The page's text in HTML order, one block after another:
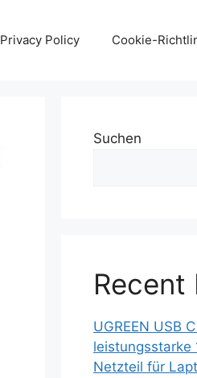
Privacy Policy Cookie-
Suchen
Recent
UGREEN USB
leistungsstarke
Netzteil für